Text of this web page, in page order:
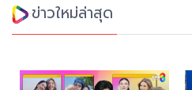
ข่าวใหม่ล่าสุด